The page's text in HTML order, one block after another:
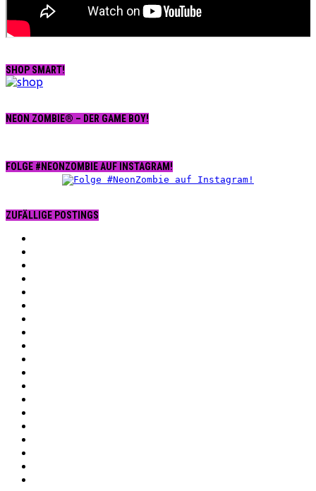
SHOP SMART!
NEON ZOMBIE® – DER GAME BOY!
FOLGE #NEONZOMBIE AUF INSTAGRAM!
ZUFÄLLIGE POSTINGS